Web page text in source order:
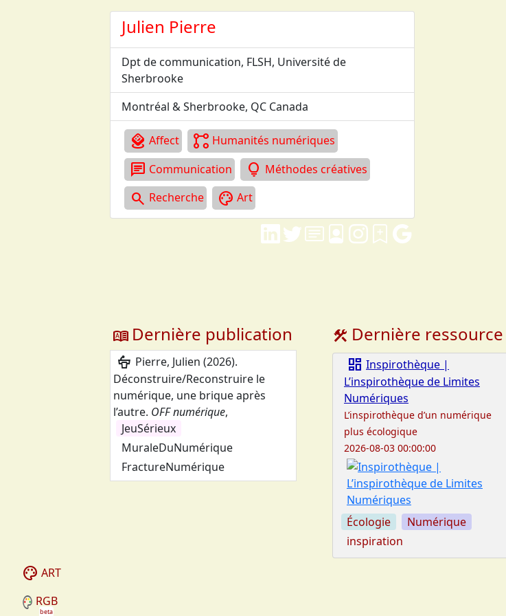
palette ART
RGB
beta
Julien Pierre
Dpt de communication, FLSH, Université de
Sherbrooke
Montréal & Sherbrooke, QC Canada
ar_stickers Affect linked_services Humanités numériques
chat Communication lightbulb Méthodes créatives
search Recherche palette Art
dictionary Dernière publication
podium Pierre, Julien (2026).
Déconstruire/Reconstruire le
numérique, une brique après
l’autre. OFF numérique,
JeuSérieux
MuraleDuNumérique
FractureNumérique
construction Dernière ressource
dashboard Inspirothèque |
L’inspirothèque de Limites
Numériques
L’inspirothèque d’un numérique
plus écologique
2026-08-03 00:00:00
Écologie
Numérique
inspiration